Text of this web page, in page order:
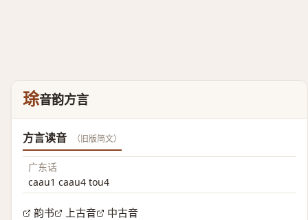
㻌音韵方言
方言读音 （旧版简文）
广东话
caau1 caau4 tou4
韵书 上古音 中古音